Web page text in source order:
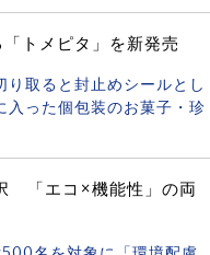
トメピタ」を新発売
取ると封止めシールとし
入った個包装のお菓子・珍
「エコ×機能性」の両